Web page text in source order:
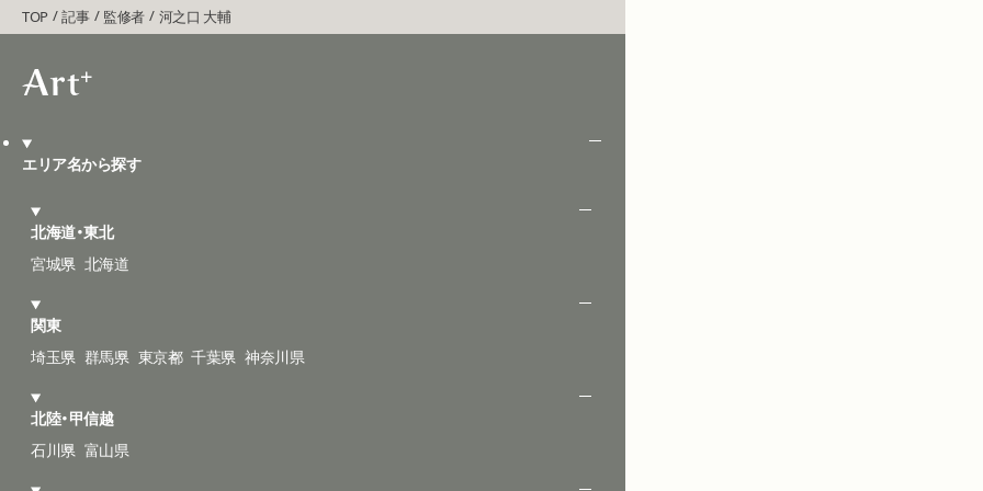
TOP 記事 監修者 河之口 大輔
エリア名から探す
北海道・東北
宮城県 北海道
関東
埼玉県 群馬県 東京都 千葉県 神奈川県
北陸・甲信越
石川県 富山県